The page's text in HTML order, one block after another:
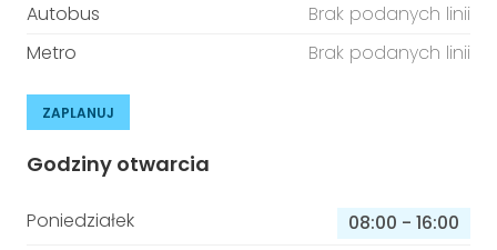
Autobus
Brak podanych linii
Metro
Brak podanych linii
ZAPLANUJ
Godziny otwarcia
Poniedziałek 08:00 - 16:00